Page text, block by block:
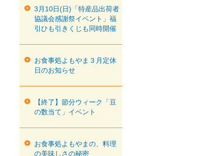
3月10日(日)「特産品出荷者
協議会感謝祭イベント」福
引ひも引きくじも同時開催
お食事処よもやま３月定休
日のお知らせ
【終了】節分ウィーク「豆
の数当て」イベント
お食事処よもやまの、料理
の美味しさの秘密